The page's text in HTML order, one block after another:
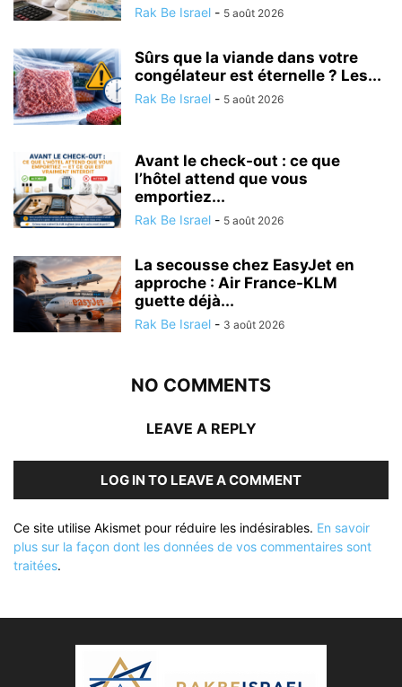
Rak Be Israel - 5 août 2026
Sûrs que la viande dans votre
congélateur est éternelle ? Les...
Rak Be Israel - 5 août 2026
Avant le check-out : ce que
l’hôtel attend que vous
emportiez...
Rak Be Israel - 5 août 2026
La secousse chez EasyJet en
approche : Air France-KLM
guette déjà...
Rak Be Israel - 3 août 2026
NO COMMENTS
LEAVE A REPLY
LOG IN TO LEAVE A COMMENT
Ce site utilise Akismet pour réduire les indésirables. En savoir
plus sur la façon dont les données de vos commentaires sont
traitées.